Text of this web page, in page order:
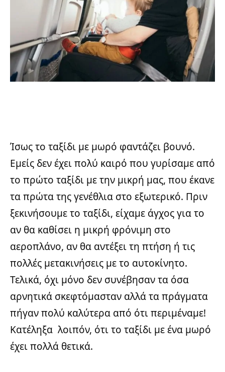
Ίσως το ταξίδι με μωρό φαντάζει βουνό.
Εμείς δεν έχει πολύ καιρό που γυρίσαμε από
το πρώτο ταξίδι με την μικρή μας, που έκανε
τα πρώτα της γενέθλια στο εξωτερικό. Πριν
ξεκινήσουμε το ταξίδι, είχαμε άγχος για το
αν θα καθίσει η μικρή φρόνιμη στο
αεροπλάνο, αν θα αντέξει τη πτήση ή τις
πολλές μετακινήσεις με το αυτοκίνητο.
Τελικά, όχι μόνο δεν συνέβησαν τα όσα
αρνητικά σκεφτόμασταν αλλά τα πράγματα
πήγανπολύ καλύτερα από ότι περιμέναμε!
Κατέληξα λοιπόν, ότι το ταξίδι με ένα μωρό
έχει πολλά θετικά.